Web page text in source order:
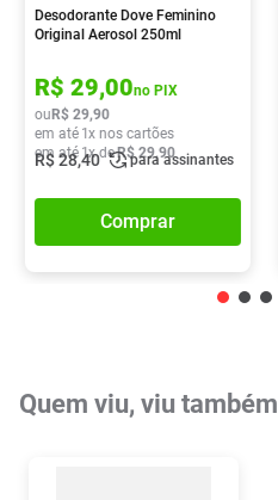
Desodorante Dove Feminino
Original Aerosol 250ml
R$ 29,00no PIX
ou R$ 29,90
em até 1x nos cartões
em até 1x deR$ 29,90
R$28,40 para assinantes
Comprar
Quem viu, viu também